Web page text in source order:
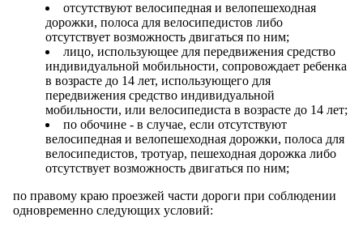
отсутствуют велосипедная и велопешеходная
дорожки, полоса для велосипедистов либо
отсутствует возможность двигаться по ним;
лицо, использующее для передвижения средство
индивидуальной мобильности, сопровождает ребенка
в возрасте до 14 лет, использующего для
передвижения средство индивидуальной
мобильности, или велосипедиста в возрасте до 14 лет;
по обочине - в случае, если отсутствуют
велосипедная и велопешеходная дорожки, полоса для
велосипедистов, тротуар, пешеходная дорожка либо
отсутствует возможность двигаться по ним;
по правому краю проезжей части дороги при соблюдении
одновременно следующих условий: